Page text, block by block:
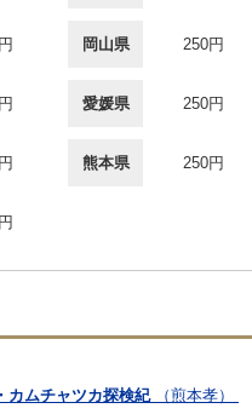
岡山県 250円
愛媛県 250円
熊本県 250円
カムチャツカ探検紀
（煎本孝）